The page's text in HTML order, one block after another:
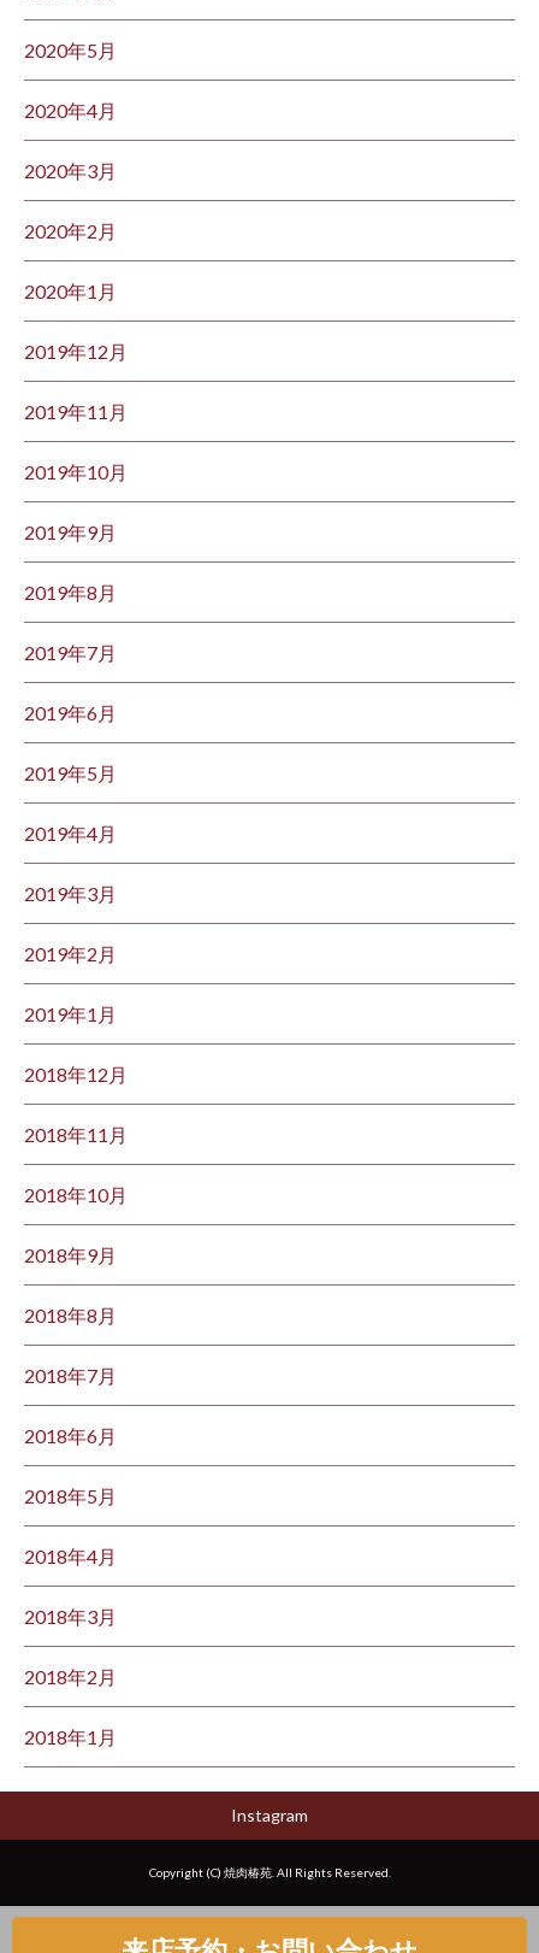
2020年5月
2020年4月
2020年3月
2020年2月
2020年1月
2019年12月
2019年11月
2019年10月
2019年9月
2019年8月
2019年7月
2019年6月
2019年5月
2019年4月
2019年3月
2019年2月
2019年1月
2018年12月
2018年11月
2018年10月
2018年9月
2018年8月
2018年7月
2018年6月
2018年5月
2018年4月
2018年3月
2018年2月
2018年1月
Instagram
Copyright (C) 焼肉椿苑. All Rights Reserved.